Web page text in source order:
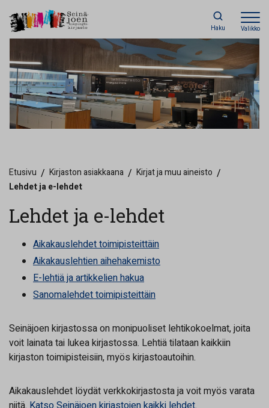
Haku Valikko
Etusivu / Kirjaston asiakkaana / Kirjat ja muu aineisto /
Lehdet ja e-lehdet
Lehdet ja e-lehdet
Aikakauslehdet toimipisteittäin
Aikakauslehtien aihehakemisto
E-lehtiä ja artikkelien hakua
Sanomalehdet toimipisteittäin
Seinäjoen kirjastossa on monipuoliset lehtikokoelmat, joita
voit lainata tai lukea kirjastossa. Lehtiä tilataan kaikkiin
kirjaston toimipisteisiin, myös kirjastoautoihin.
Aikakauslehdet löydät verkkokirjastosta ja voit myös varata